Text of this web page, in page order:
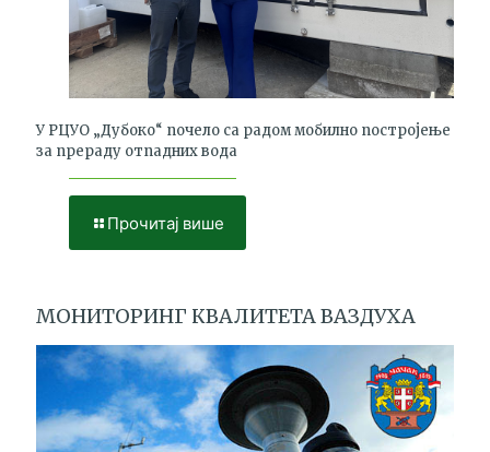
У РЦУО „Дубоко“ почело са радом мобилно постројење
за прераду отпадних вода
Прочитај више
МОНИТОРИНГ КВАЛИТЕТА ВАЗДУХА